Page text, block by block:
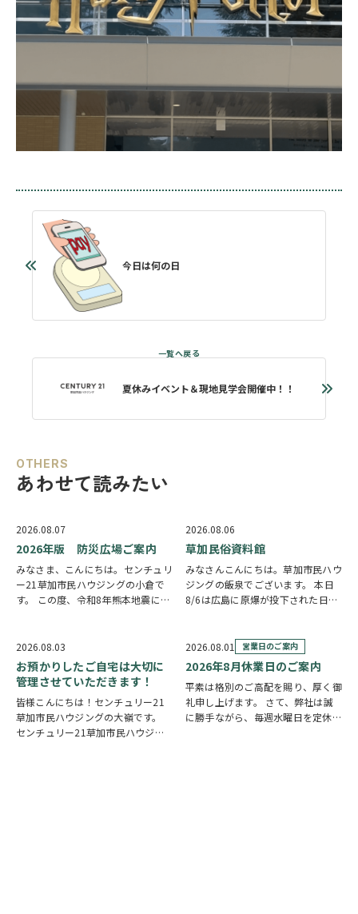
今日は何の日
夏休みイベント＆現地見学会開催中！！
OTHERS
あわせて読みたい
2026.08.07
2026年版 防災広場ご案内
みなさま、こんにちは。センチュリ
ー21草加市民ハウジングの小倉で
す。 この度、令和8年熊本地震によ
多い国です。草加市においても、他
人事ではなく、日頃から少しでも、
防災意識を高め…
2026.08.06
草加民俗資料館
みなさんこんにちは。草加市民ハウ
ジングの飯泉でございます。 本日
8/6は広島に原爆が投下された日に
もあります。 草加でも谷塚町、新
田などで空襲があったと言い伝えが
あります。草加…
2026.08.03
お預かりしたご自宅は大切に
管理させていただきます！
皆様こんにちは！センチュリー21
草加市民ハウジングの大嶺です。
センチュリー21草加市民ハウジン
2026.08.01 営業日のご案内
2026年8月休業日のご案内
平素は格別のご高配を賜り、厚く御
礼申し上げます。 さて、弊社は誠
に勝手ながら、毎週水曜日を定休日